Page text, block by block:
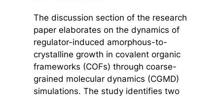
The discussion section of the research
paper elaborates on the dynamics of
regulator-induced amorphous-to-
crystalline growth in covalent organic
frameworks (COFs) through coarse-
grained molecular dynamics (CGMD)
simulations. The study identifies two